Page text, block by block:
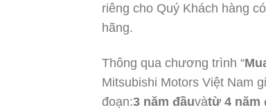
riêng cho Quý Khách hàng
hãng.
Thông qua chương trình “
Mitsubishi Motors Việt Nam
đoạn:3 năm đầuvàtừ 4 năm